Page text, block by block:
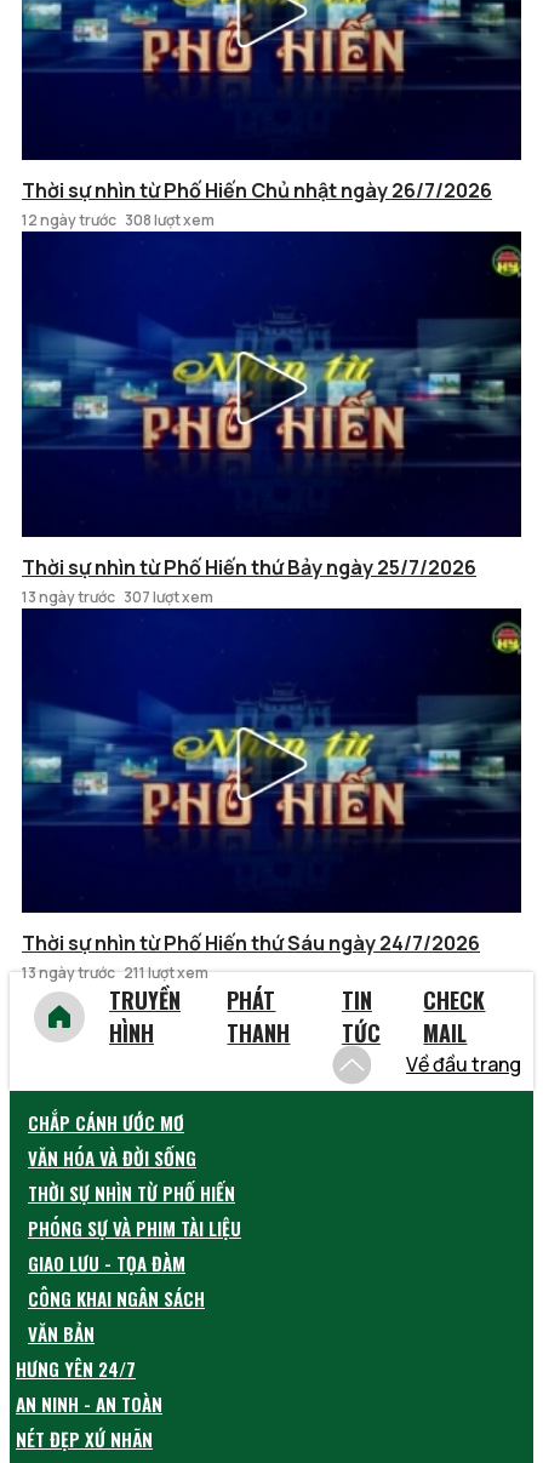
Thời sự nhìn từ Phố Hiến Chủ nhật ngày 26/7/2026
12 ngày trước 308 lượt xem
Thời sự nhìn từ Phố Hiến thứ Bảy ngày 25/7/2026
13 ngày trước 307 lượt xem
Thời sự nhìn từ Phố Hiến thứ Sáu ngày 24/7/2026
13 ngày trước 211 lượt xem
TRUYỀN
HÌNH
PHÁT
THANH
TIN
TỨC
CHECK
MAIL
Về đầu trang
CHẮP CÁNH ƯỚC MƠ
VĂN HÓA VÀ ĐỜI SỐNG
THỜI SỰ NHÌN TỪ PHỐ HIẾN
PHÓNG SỰ VÀ PHIM TÀI LIỆU
GIAO LƯU - TỌA ĐÀM
CÔNG KHAI NGÂN SÁCH
VĂN BẢN
HƯNG YÊN 24/7
AN NINH - AN TOÀN
NÉT ĐẸP XỨ NHÃN